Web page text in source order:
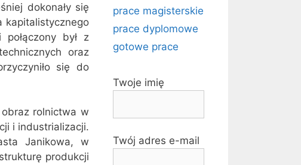
dokonały się
kapitalistycznego
był z
oraz
się do
rolnictwa w
i industrializacji.
Janikowa, w
produkcji
prace magisterskie
prace dyplomowe
gotowe prace
Twoje imię
Twój adres e-mail